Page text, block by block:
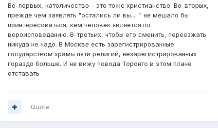
Во-первых, католичество - это тоже христианство. Во-вторых,
прежде чем заявлять "остались ли вы.... " не мешало бы
поинтересоваться, кем человек является по
вероисповеданию. В-третьих, чтобы его сменить, переезжать
никуда не надо. В Москве есть зарегистрированные
государством храмы пяти религий, незарегистрированных
гораздо больше. И не вижу повода Торонто в этом плане
отставать
Quote